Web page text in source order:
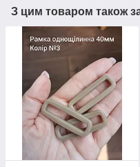
З цим товаром також